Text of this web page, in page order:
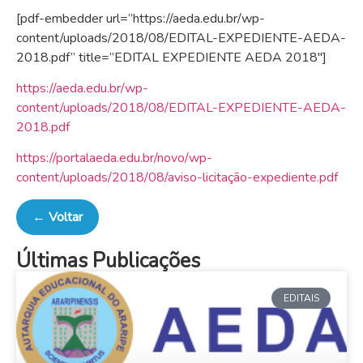
[pdf-embedder url=”https://aeda.edu.br/wp-
content/uploads/2018/08/EDITAL-EXPEDIENTE-AEDA-
2018.pdf” title=”EDITAL EXPEDIENTE AEDA 2018″]
https://aeda.edu.br/wp-
content/uploads/2018/08/EDITAL-EXPEDIENTE-AEDA-
2018.pdf
https://portalaeda.edu.br/novo/wp-
content/uploads/2018/08/aviso-licitação-expediente.pdf
← Voltar
Últimas Publicações
EDITAIS